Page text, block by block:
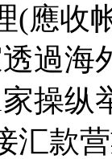
(應收
過海
操纵
汇款